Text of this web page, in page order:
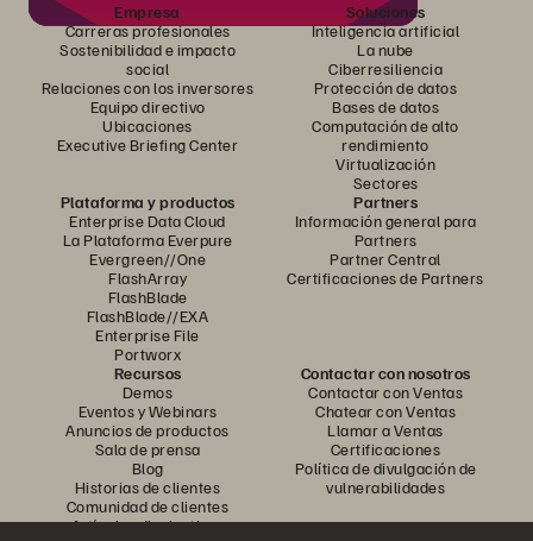
Empresa
Carreras profesionales
Sostenibilidad e impacto
social
Relaciones con los inversores
Equipo directivo
Ubicaciones
Executive Briefing Center
Soluciones
Inteligencia artificial
La nube
Ciberresiliencia
Protección de datos
Bases de datos
Computación de alto
rendimiento
Virtualización
Sectores
Plataforma y productos
Enterprise Data Cloud
La Plataforma Everpure
Evergreen//One
FlashArray
FlashBlade
FlashBlade//EXA
Enterprise File
Portworx
Partners
Información general para
Partners
Partner Central
Certificaciones de Partners
Recursos
Demos
Eventos y Webinars
Anuncios de productos
Sala de prensa
Blog
Historias de clientes
Comunidad de clientes
Artículos divulgativos
Contactar con nosotros
Contactar con Ventas
Chatear con Ventas
Llamar a Ventas
Certificaciones
Política de divulgación de
vulnerabilidades